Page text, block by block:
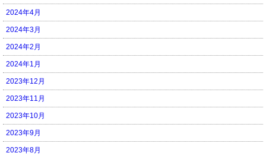
2024年4月
2024年3月
2024年2月
2024年1月
2023年12月
2023年11月
2023年10月
2023年9月
2023年8月